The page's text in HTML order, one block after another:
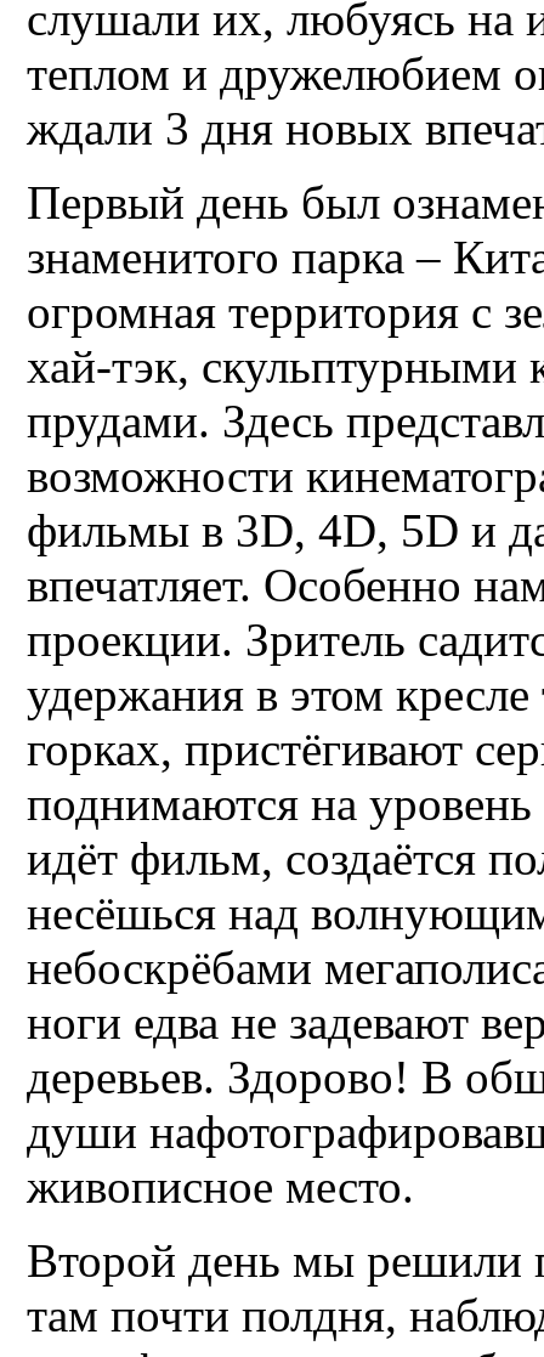
слушали их, любуясь на
теплом и дружелюбием
ждали 3 дня новых
Первый день был
знаменитого парка –
огромная территория с
хай-тэк,
прудами. Здесь
возможности
фильмы в 3D, 4D, 5D и
впечатляет. Особенно
проекции. Зритель
удержания в этом
горках, пристёгивают
поднимаются на
идёт фильм, создаётся
несёшься над
небоскрёбами
ноги едва не задевают
деревьев. Здорово! В
души
живописное место.
Второй день мы решили
там почти полдня,